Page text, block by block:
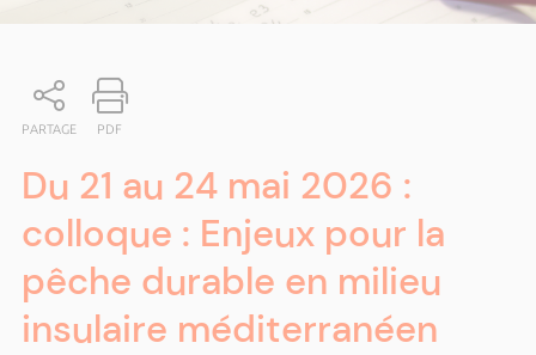
PARTAGE PDF
Du 21 au 24 mai 2026 :
colloque : Enjeux pour la
pêche durable en milieu
insulaire méditerranéen